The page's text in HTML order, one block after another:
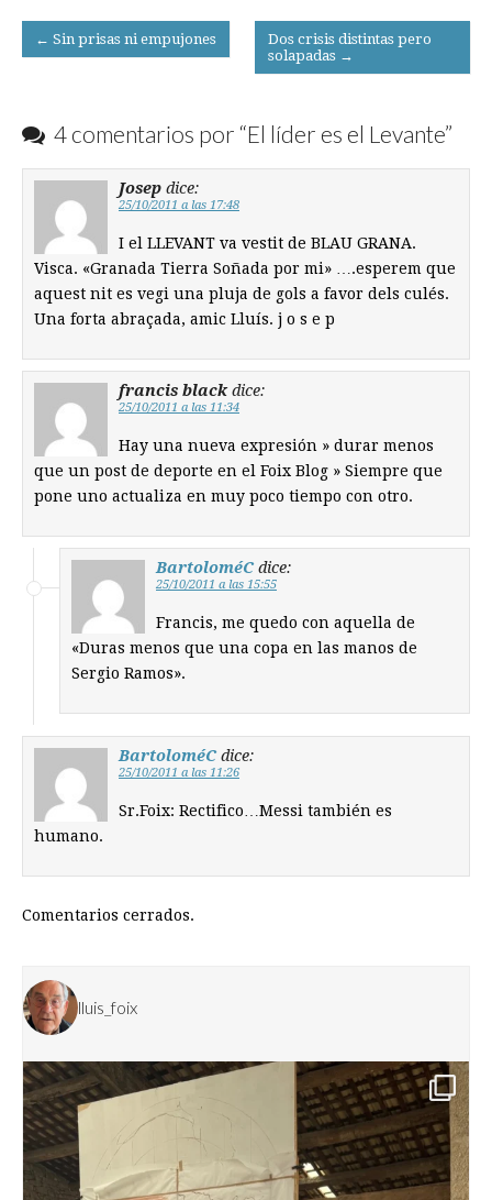
Post
navigation
← Sin prisas ni empujones
Dos crisis distintas pero
solapadas →
4 comentarios por “El líder es el Levante”
Josep dice:
25/10/2011 a las 17:48
I el LLEVANT va vestit de BLAU GRANA.
Visca. «Granada Tierra Soñada por mi» ….esperem que
aquest nit es vegi una pluja de gols a favor dels culés.
Una forta abraçada, amic Lluís. j o s e p
francis black dice:
25/10/2011 a las 11:34
Hay una nueva expresión » durar menos
que un post de deporte en el Foix Blog » Siempre que
pone uno actualiza en muy poco tiempo con otro.
BartoloméC dice:
25/10/2011 a las 15:55
Francis, me quedo con aquella de
«Duras menos que una copa en las manos de
Sergio Ramos».
BartoloméC dice:
25/10/2011 a las 11:26
Sr.Foix: Rectifico…Messi también es
humano.
Comentarios cerrados.
lluis_foix